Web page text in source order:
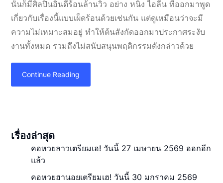
นั้นก็มีศิลปินอินดีร้อนล้านวิว อย่าง หนิง ไอลีน ที่ออกมาพูด
เกี่ยวกับเรื่องนี้แบบเผ็ดร้อนด้วยเช่นกัน แต่ดูเหมือนว่าจะมี
ความไม่เหมาะสมอยู่ ทำให้ต้นสังกัดออกมาประกาศระงับ
งานทั้งหมด รวมถึงไม่สนับสนุนพฤติกรรมดังกล่าวด้วย
Continue Reading
เรื่องล่าสุด
คอหวยลาวเตรียมเฮ! วันนี้ 27 เมษายน 2569 ออกอีก
แล้ว
คอหวยฮานอยเตรียมเฮ! วันนี้ 30 มกราคม 2569